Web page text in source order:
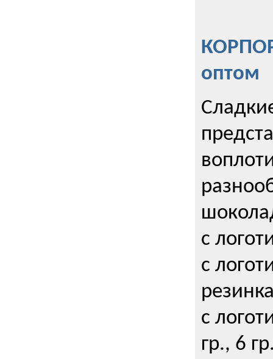
оптом
с
с
с
гр., 6